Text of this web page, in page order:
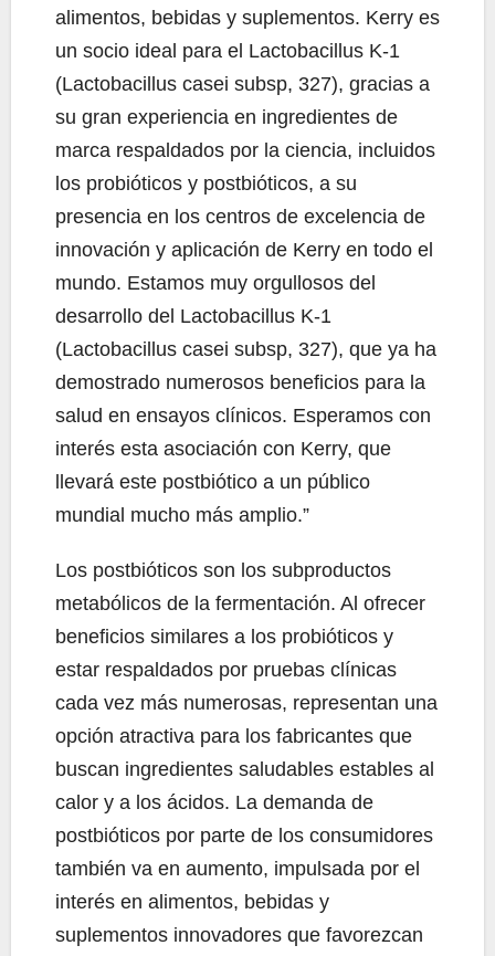
alimentos, bebidas y suplementos. Kerry es
un socio ideal para el Lactobacillus K-1
(Lactobacillus casei subsp, 327), gracias a
su gran experiencia en ingredientes de
marca respaldados por la ciencia, incluidos
los probióticos y postbióticos, a su
presencia en los centros de excelencia de
innovación y aplicación de Kerry en todo el
mundo. Estamos muy orgullosos del
desarrollo del Lactobacillus K-1
(Lactobacillus casei subsp, 327), que ya ha
demostrado numerosos beneficios para la
salud en ensayos clínicos. Esperamos con
interés esta asociación con Kerry, que
llevará este postbiótico a un público
mundial mucho más amplio.”
Los postbióticos son los subproductos
metabólicos de la fermentación. Al ofrecer
beneficios similares a los probióticos y
estar respaldados por pruebas clínicas
cada vez más numerosas, representan una
opción atractiva para los fabricantes que
buscan ingredientes saludables estables al
calor y a los ácidos. La demanda de
postbióticos por parte de los consumidores
también va en aumento, impulsada por el
interés en alimentos, bebidas y
suplementos innovadores que favorezcan